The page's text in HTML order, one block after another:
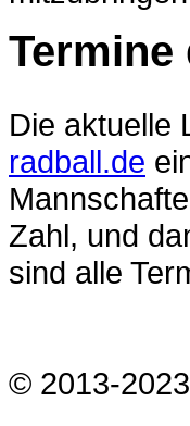
Termine
Die aktuelle
radball.de
Zahl, und
sind alle
© 2013-